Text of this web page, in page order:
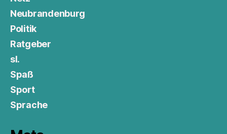
Neubrandenburg
Politik
Ratgeber
sl.
Spaß
Sport
Sprache